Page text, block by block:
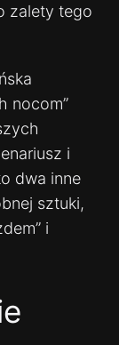
zalety tego
nocom”
i
dwa inne
sztuki,
i